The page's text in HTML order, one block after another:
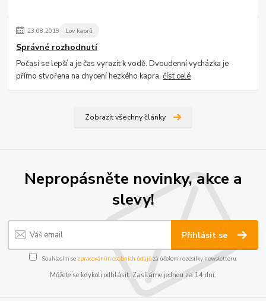
23.08.2019 Lov kaprů
Správné rozhodnutí
Počasí se lepší a je čas vyrazit k vodě. Dvoudenní vycházka je
přímo stvořena na chycení hezkého kapra.číst celé
Zobrazit všechny články
Nepropásněte novinky, akce a
slevy!
Přihlásit se
Souhlasím se zpracováním osobních údajůza účelem rozesílky newsletteru.
Můžete se kdykoli odhlásit. Zasíláme jednou za 14 dní.